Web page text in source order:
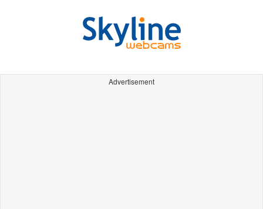
Advertisement